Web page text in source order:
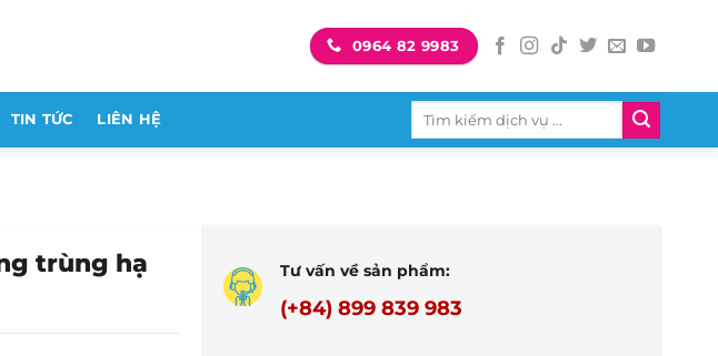
0964 82 9983
TIN TỨC LIÊN HỆ
Tìm
trùng hạ
Tư vấn về sản phẩm:
(+84) 899 839 983